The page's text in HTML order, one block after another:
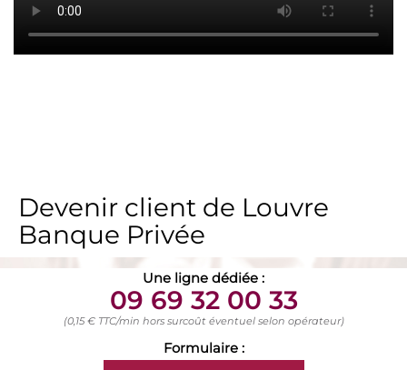
Devenir client de Louvre
Banque Privée
Une ligne dédiée :
09 69 32 00 33
(0,15 € TTC/min hors surcoût éventuel selon opérateur)
Formulaire :